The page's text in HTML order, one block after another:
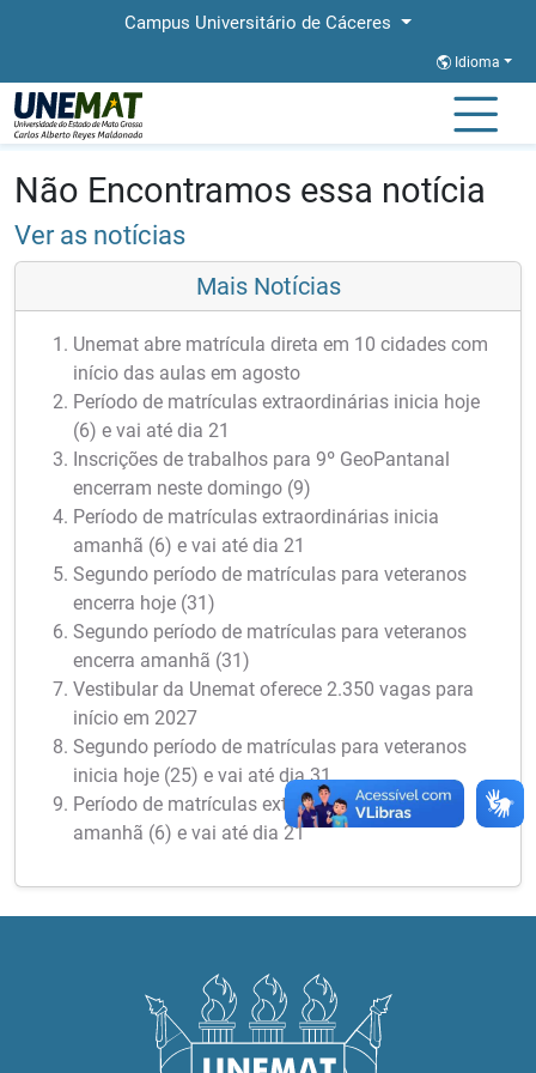
Campus Universitário de Cáceres
Idioma
Página Inicial
Não Encontramos essa notícia
Ver as notícias
Mais Notícias
Unemat abre matrícula direta em 10 cidades com
início das aulas em agosto
Período de matrículas extraordinárias inicia hoje
(6) e vai até dia 21
Inscrições de trabalhos para 9º GeoPantanal
encerram neste domingo (9)
Período de matrículas extraordinárias inicia
amanhã (6) e vai até dia 21
Segundo período de matrículas para veteranos
encerra hoje (31)
Segundo período de matrículas para veteranos
encerra amanhã (31)
Vestibular da Unemat oferece 2.350 vagas para
início em 2027
Segundo período de matrículas para veteranos
inicia hoje (25) e vai até dia 31
Período de matrículas extraordinárias inicia
amanhã (6) e vai até dia 21